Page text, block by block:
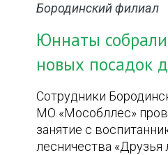
Бородинский филиал
Юннаты
новых посадок
Сотрудники
МО «Мособллес»
занятие с
лесничества «Друзья